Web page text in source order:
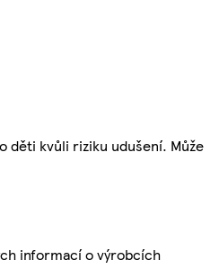
děti kvůli riziku udušení. Může
informací o výrobcích